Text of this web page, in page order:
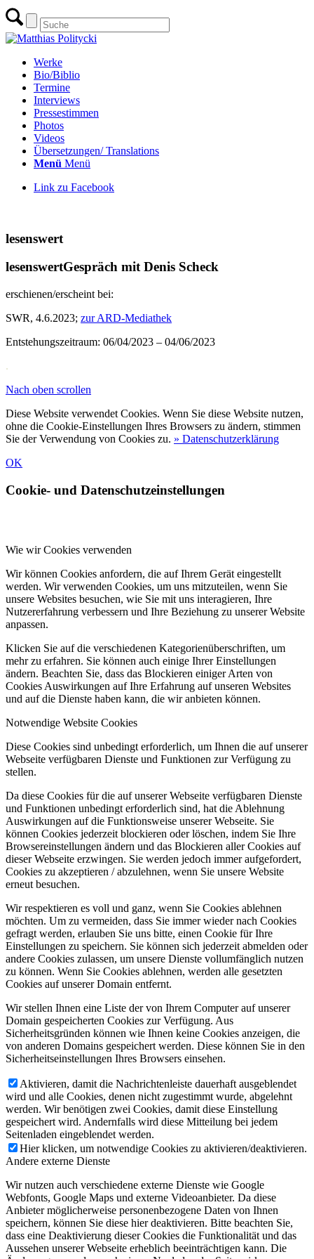
Werke
Bio/Biblio
Termine
Interviews
Pressestimmen
Photos
Videos
Übersetzungen/ Translations
Menü Menü
Link zu Facebook
lesenswert
lesenswertGespräch mit Denis Scheck
erschienen/erscheint bei:
SWR, 4.6.2023; zur ARD-Mediathek
Entstehungszeitraum: 06/04/2023 – 04/06/2023
.
Nach oben scrollen
Diese Website verwendet Cookies. Wenn Sie diese Website nutzen,
ohne die Cookie-Einstellungen Ihres Browsers zu ändern, stimmen
Sie der Verwendung von Cookies zu. » Datenschutzerklärung
OK
Cookie- und Datenschutzeinstellungen
Wie wir Cookies verwenden
Wir können Cookies anfordern, die auf Ihrem Gerät eingestellt
werden. Wir verwenden Cookies, um uns mitzuteilen, wenn Sie
unsere Websites besuchen, wie Sie mit uns interagieren, Ihre
Nutzererfahrung verbessern und Ihre Beziehung zu unserer Website
anpassen.
Klicken Sie auf die verschiedenen Kategorienüberschriften, um
mehr zu erfahren. Sie können auch einige Ihrer Einstellungen
ändern. Beachten Sie, dass das Blockieren einiger Arten von
Cookies Auswirkungen auf Ihre Erfahrung auf unseren Websites
und auf die Dienste haben kann, die wir anbieten können.
Notwendige Website Cookies
Diese Cookies sind unbedingt erforderlich, um Ihnen die auf unserer
Webseite verfügbaren Dienste und Funktionen zur Verfügung zu
stellen.
Da diese Cookies für die auf unserer Webseite verfügbaren Dienste
und Funktionen unbedingt erforderlich sind, hat die Ablehnung
Auswirkungen auf die Funktionsweise unserer Webseite. Sie
können Cookies jederzeit blockieren oder löschen, indem Sie Ihre
Browsereinstellungen ändern und das Blockieren aller Cookies auf
dieser Webseite erzwingen. Sie werden jedoch immer aufgefordert,
Cookies zu akzeptieren / abzulehnen, wenn Sie unsere Website
erneut besuchen.
Wir respektieren es voll und ganz, wenn Sie Cookies ablehnen
möchten. Um zu vermeiden, dass Sie immer wieder nach Cookies
gefragt werden, erlauben Sie uns bitte, einen Cookie für Ihre
Einstellungen zu speichern. Sie können sich jederzeit abmelden oder
andere Cookies zulassen, um unsere Dienste vollumfänglich nutzen
zu können. Wenn Sie Cookies ablehnen, werden alle gesetzten
Cookies auf unserer Domain entfernt.
Wir stellen Ihnen eine Liste der von Ihrem Computer auf unserer
Domain gespeicherten Cookies zur Verfügung. Aus
Sicherheitsgründen können wie Ihnen keine Cookies anzeigen, die
von anderen Domains gespeichert werden. Diese können Sie in den
Sicherheitseinstellungen Ihres Browsers einsehen.
Aktivieren, damit die Nachrichtenleiste dauerhaft ausgeblendet
wird und alle Cookies, denen nicht zugestimmt wurde, abgelehnt
werden. Wir benötigen zwei Cookies, damit diese Einstellung
gespeichert wird. Andernfalls wird diese Mitteilung bei jedem
Seitenladen eingeblendet werden.
Hier klicken, um notwendige Cookies zu aktivieren/deaktivieren.
Andere externe Dienste
Wir nutzen auch verschiedene externe Dienste wie Google
Webfonts, Google Maps und externe Videoanbieter. Da diese
Anbieter möglicherweise personenbezogene Daten von Ihnen
speichern, können Sie diese hier deaktivieren. Bitte beachten Sie,
dass eine Deaktivierung dieser Cookies die Funktionalität und das
Aussehen unserer Webseite erheblich beeinträchtigen kann. Die